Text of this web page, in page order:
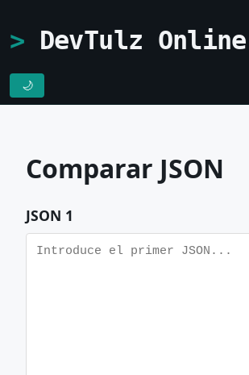
DevTulz Online
🌙
Comparar JSON
JSON 1